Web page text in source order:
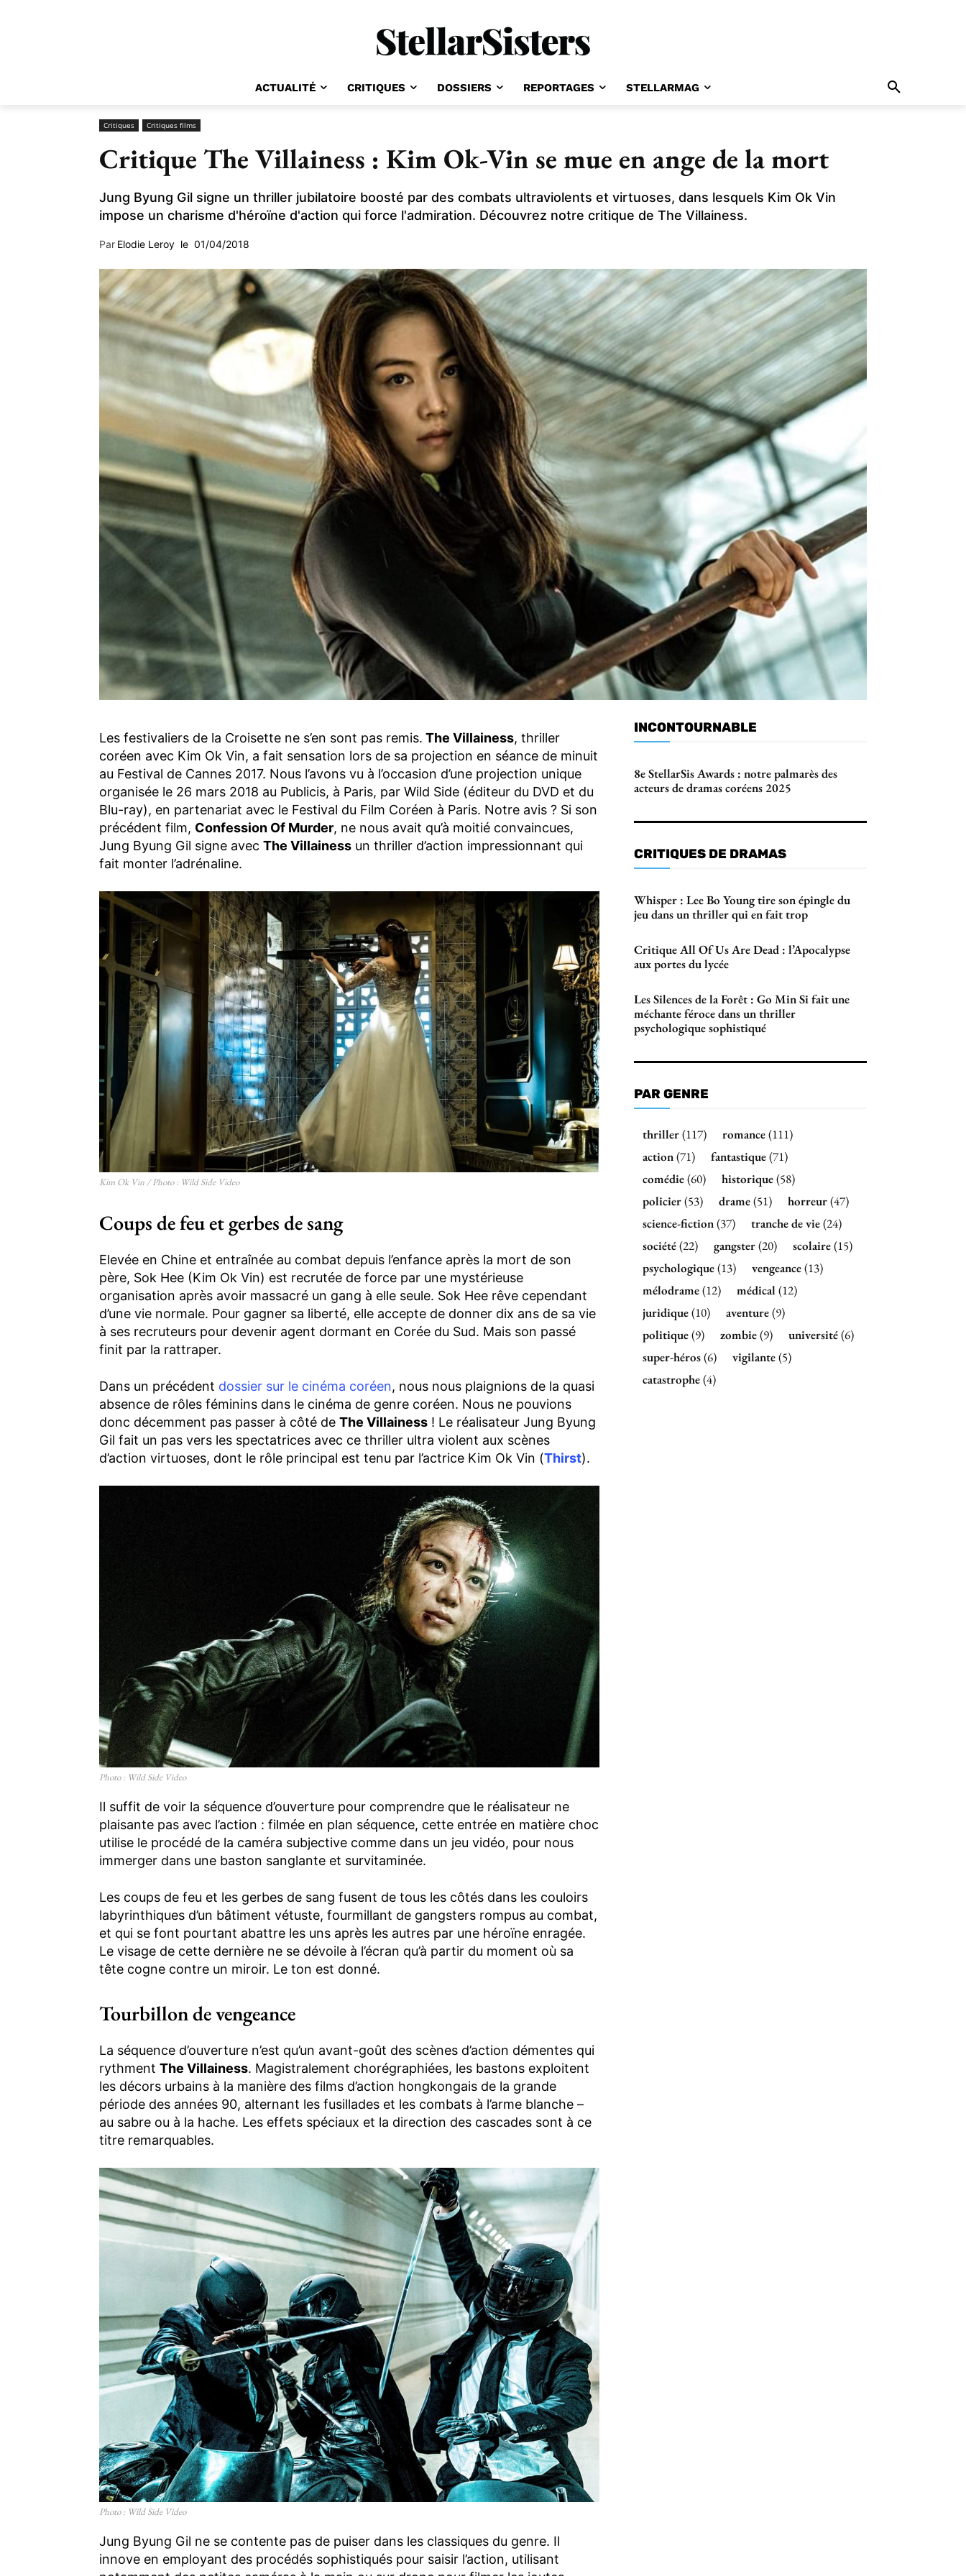
ACTUALITÉ CRITIQUES DOSSIERS REPORTAGES STELLARMAG
Critiques Critiques films
Critique The Villainess : Kim Ok-Vin se mue en ange de la mort
Jung Byung Gil signe un thriller jubilatoire boosté par des combats ultraviolents et virtuoses, dans lesquels Kim Ok Vin
impose un charisme d'héroïne d'action qui force l'admiration. Découvrez notre critique de The Villainess.
Par Elodie Leroy le 01/04/2018
Les festivaliers de la Croisette ne s’en sont pas remis. The Villainess, thriller
coréen avec Kim Ok Vin, a fait sensation lors de sa projection en séance de minuit
au Festival de Cannes 2017. Nous l’avons vu à l’occasion d’une projection unique
organisée le 26 mars 2018 au Publicis, à Paris, par Wild Side (éditeur du DVD et du
Blu-ray), en partenariat avec le Festival du Film Coréen à Paris. Notre avis ? Si son
précédent film, Confession Of Murder, ne nous avait qu’à moitié convaincues,
Jung Byung Gil signe avec The Villainess un thriller d’action impressionnant qui
fait monter l’adrénaline.
Kim Ok Vin / Photo : Wild Side Video
Coups de feu et gerbes de sang
Elevée en Chine et entraînée au combat depuis l’enfance après la mort de son
père, Sok Hee (Kim Ok Vin) est recrutée de force par une mystérieuse
organisation après avoir massacré un gang à elle seule. Sok Hee rêve cependant
d’une vie normale. Pour gagner sa liberté, elle accepte de donner dix ans de sa vie
à ses recruteurs pour devenir agent dormant en Corée du Sud. Mais son passé
finit par la rattraper.
Dans un précédent dossier sur le cinéma coréen, nous nous plaignions de la quasi
absence de rôles féminins dans le cinéma de genre coréen. Nous ne pouvions
donc décemment pas passer à côté de The Villainess ! Le réalisateur Jung Byung
Gil fait un pas vers les spectatrices avec ce thriller ultra violent aux scènes
d’action virtuoses, dont le rôle principal est tenu par l’actrice Kim Ok Vin (Thirst).
Photo : Wild Side Video
Il suffit de voir la séquence d’ouverture pour comprendre que le réalisateur ne
plaisante pas avec l’action : filmée en plan séquence, cette entrée en matière choc
utilise le procédé de la caméra subjective comme dans un jeu vidéo, pour nous
immerger dans une baston sanglante et survitaminée.
Les coups de feu et les gerbes de sang fusent de tous les côtés dans les couloirs
labyrinthiques d’un bâtiment vétuste, fourmillant de gangsters rompus au combat,
et qui se font pourtant abattre les uns après les autres par une héroïne enragée.
Le visage de cette dernière ne se dévoile à l’écran qu’à partir du moment où sa
tête cogne contre un miroir. Le ton est donné.
Tourbillon de vengeance
La séquence d’ouverture n’est qu’un avant-goût des scènes d’action démentes qui
rythment The Villainess. Magistralement chorégraphiées, les bastons exploitent
les décors urbains à la manière des films d’action hongkongais de la grande
période des années 90, alternant les fusillades et les combats à l’arme blanche –
au sabre ou à la hache. Les effets spéciaux et la direction des cascades sont à ce
titre remarquables.
Photo : Wild Side Video
Jung Byung Gil ne se contente pas de puiser dans les classiques du genre. Il
innove en employant des procédés sophistiqués pour saisir l’action, utilisant
INCONTOURNABLE
8e StellarSis Awards : notre palmarès des
acteurs de dramas coréens 2025
CRITIQUES DE DRAMAS
Whisper : Lee Bo Young tire son épingle du
jeu dans un thriller qui en fait trop
Critique All Of Us Are Dead : l’Apocalypse
aux portes du lycée
Les Silences de la Forêt : Go Min Si fait une
méchante féroce dans un thriller
psychologique sophistiqué
PAR GENRE
thriller(117) romance(111)
action(71) fantastique(71)
comédie(60) historique(58)
policier(53) drame(51) horreur(47)
science-fiction(37) tranche de vie(24)
société(22) gangster(20) scolaire(15)
psychologique(13) vengeance(13)
mélodrame(12) médical(12)
juridique(10) aventure(9)
politique(9) zombie(9) université(6)
super-héros(6) vigilante(5)
catastrophe(4)